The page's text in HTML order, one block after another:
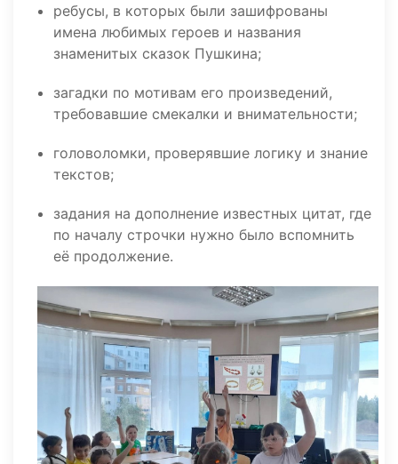
ребусы, в которых были зашифрованы
имена любимых героев и названия
знаменитых сказок Пушкина;
загадки по мотивам его произведений,
требовавшие смекалки и внимательности;
головоломки, проверявшие логику и знание
текстов;
задания на дополнение известных цитат, где
по началу строчки нужно было вспомнить
её продолжение.